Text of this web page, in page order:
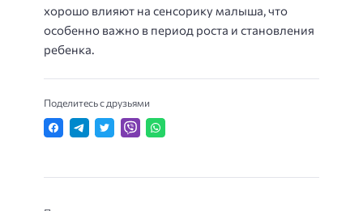
хорошо влияют на сенсорику малыша, что
особенно важно в период роста и становления
ребенка.
Поделитесь с друзьями